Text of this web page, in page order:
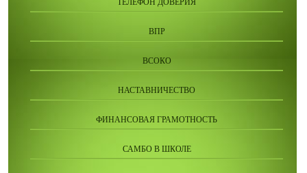
ТЕЛЕФОН ДОВЕРИЯ
ВПР
ВСОКО
НАСТАВНИЧЕСТВО
ФИНАНСОВАЯ ГРАМОТНОСТЬ
САМБО В ШКОЛЕ